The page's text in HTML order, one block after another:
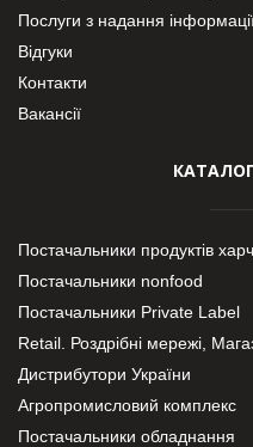
Послуги з надання
Відгуки
Контакти
Вакансії
Постачальники продуктів
Постачальники nonfood
Постачальники Private Label
Retail. Роздрібні мережі,
Дистрибутори України
Агропромисловий комплекс
Постачальники обладнання